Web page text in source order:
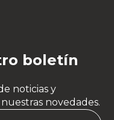
boletín
noticias y
novedades.